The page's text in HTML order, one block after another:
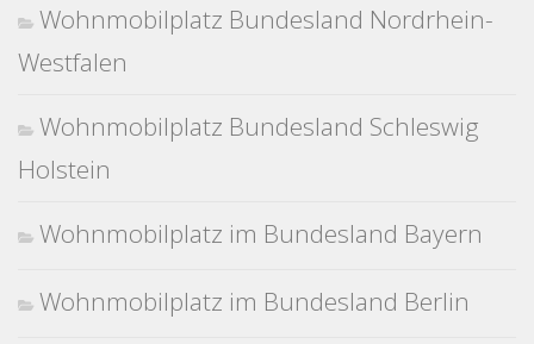
Wohnmobilplatz Bundesland Nordrhein-
Westfalen
Wohnmobilplatz Bundesland Schleswig
Holstein
Wohnmobilplatz im Bundesland Bayern
Wohnmobilplatz im Bundesland Berlin